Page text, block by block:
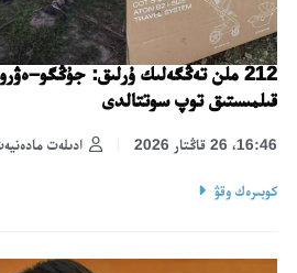
212 ملن تەڭگەلىك ۇرلىق:
قىلمىستىق توپ سوتتالدى
ادىلەت 16:46، 26 قاڭتار 2026
كوبىرەك وقۋ